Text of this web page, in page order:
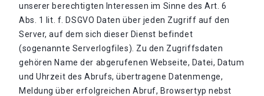
unserer berechtigten Interessen im Sinne des Art. 6
Abs. 1 lit. f. DSGVO Daten über jeden Zugriff auf den
Server, auf dem sich dieser Dienst befindet
(sogenannte Serverlogfiles). Zu den Zugriffsdaten
gehören Name der abgerufenen Webseite, Datei, Datum
und Uhrzeit des Abrufs, übertragene Datenmenge,
Meldung über erfolgreichen Abruf, Browsertyp nebst